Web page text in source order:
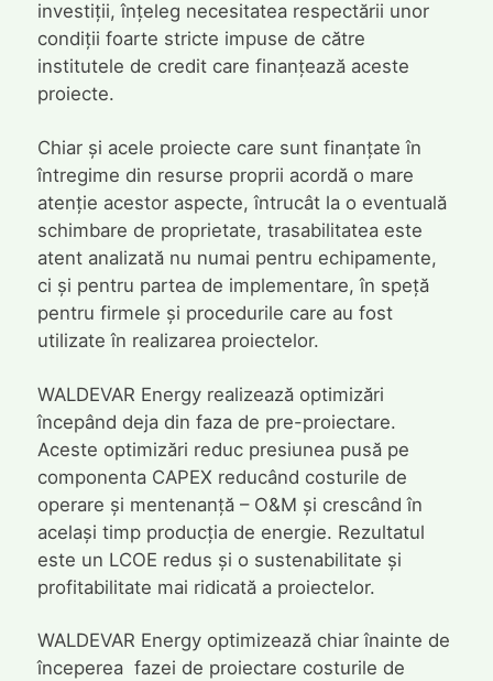
investiții, înțeleg necesitatea respectării unor
condiții foarte stricte impuse de către
institutele de credit care finanțează aceste
proiecte.
Chiar și acele proiecte care sunt finanțate în
întregime din resurse proprii acordă o mare
atenție acestor aspecte, întrucât la o eventuală
schimbare de proprietate, trasabilitatea este
atent analizată nu numai pentru echipamente,
ci și pentru partea de implementare, în speță
pentru firmele și procedurile care au fost
utilizate în realizarea proiectelor.
WALDEVAR Energy realizează optimizări
începând deja din faza de pre-proiectare.
Aceste optimizări reduc presiunea pusă pe
componenta CAPEX reducând costurile de
operare și mentenanță – O&M și crescând în
același timp producția de energie. Rezultatul
este un LCOE redus și o sustenabilitate și
profitabilitate mai ridicată a proiectelor.
WALDEVAR Energy optimizează chiar înainte de
începerea fazei de proiectare costurile de